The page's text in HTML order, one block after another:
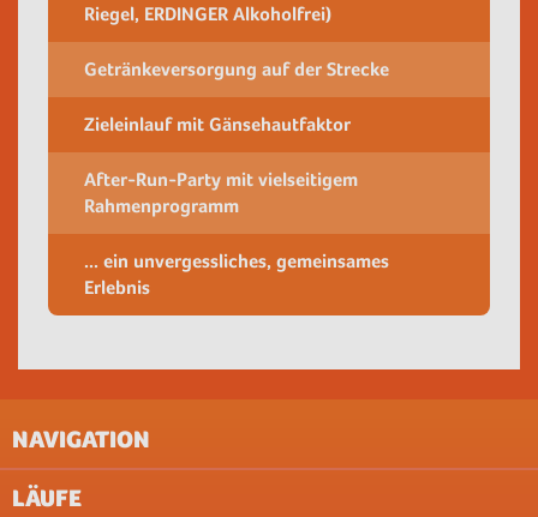
Riegel, ERDINGER Alkoholfrei)
Getränkeversorgung auf der Strecke
Zieleinlauf mit Gänsehautfaktor
After-Run-Party mit vielseitigem
Rahmenprogramm
... ein unvergessliches, gemeinsames
Erlebnis
NAVIGATION
IMPRESSUM
LÄUFE